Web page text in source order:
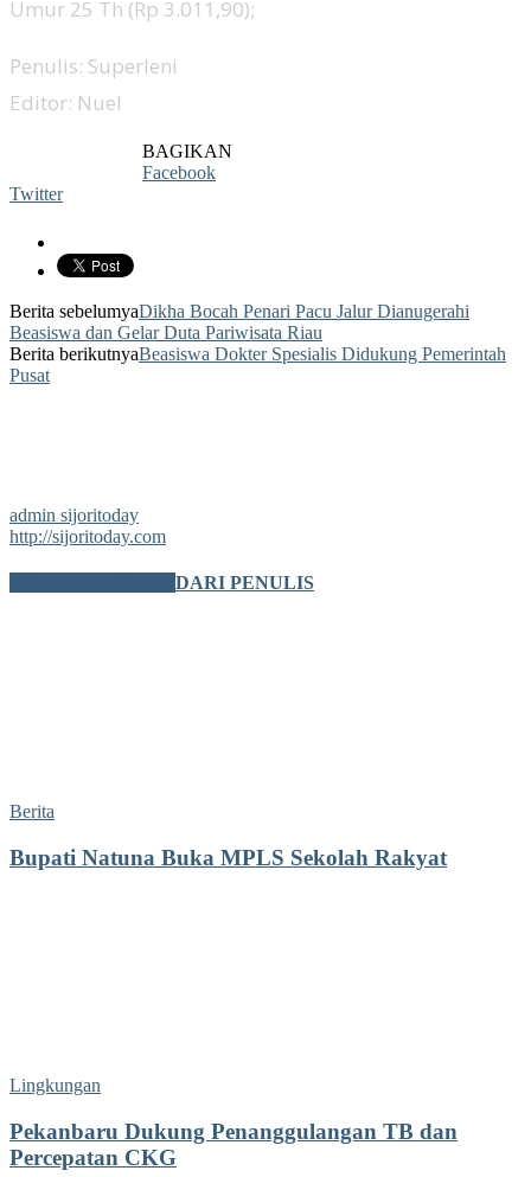
Umur 25 Th (Rp 3.011,90);
Penulis: Superleni
Editor: Nuel
BAGIKAN
Facebook
Twitter
Berita sebelumyaDikha Bocah Penari Pacu Jalur Dianugerahi
Beasiswa dan Gelar Duta Pariwisata Riau
Berita berikutnyaBeasiswa Dokter Spesialis Didukung Pemerintah
Pusat
admin sijoritoday
http://sijoritoday.com
DARI PENULIS
Berita
Bupati Natuna Buka MPLS Sekolah Rakyat
Lingkungan
Pekanbaru Dukung Penanggulangan TB dan
Percepatan CKG